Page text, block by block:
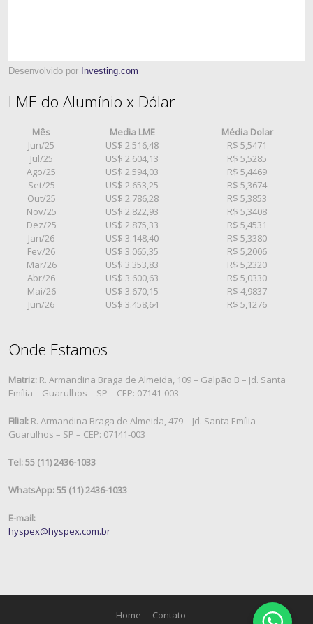
Desenvolvido por Investing.com
LME do Alumínio x Dólar
Mês Media LME
Média Dolar
Jun/25
US$ 2.516,48
R$ 5,5471
Jul/25
US$ 2.604,13
R$ 5,5285
Ago/25
US$ 2.594,03
R$ 5,4469
Set/25
US$ 2.653,25
R$ 5,3674
Out/25
US$ 2.786,28
R$ 5,3853
Nov/25
US$ 2.822,93
R$ 5,3408
Dez/25
US$ 2.875,33
R$ 5,4531
Jan/26
US$ 3.148,40
R$ 5,3380
Fev/26
US$ 3.065,35
R$ 5,2006
Mar/26
US$ 3.353,83
R$ 5,2320
Abr/26
US$ 3.600,63
R$ 5,0330
Mai/26
US$ 3.670,15
R$ 4,9837
Jun/26
US$ 3.458,64 R$ 5,1276
Onde Estamos
Matriz: R. Armandina Braga de Almeida, 109 – Galpão B – Jd. Santa
Emília – Guarulhos – SP – CEP: 07141-003
Filial: R. Armandina Braga de Almeida, 479 – Jd. Santa Emília –
Guarulhos – SP – CEP: 07141-003
Tel: 55 (11) 2436-1033
WhatsApp: 55 (11) 2436-1033
E-mail:
hyspex@hyspex.com.br
Home
Contato